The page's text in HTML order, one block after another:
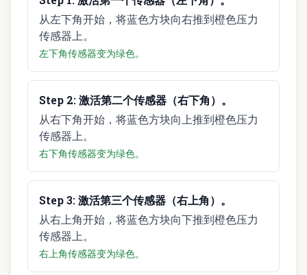
从左下角开始，将蓝色方块向右推到橙色压力
传感器上。
左下角传感器变为绿色。
Step 2:激活第二个传感器（右下角）。
从右下角开始，将蓝色方块向上推到橙色压力
传感器上。
右下角传感器变为绿色。
Step3:激活第三个传感器（右上角）。
从右上角开始，将蓝色方块向下推到橙色压力
传感器上。
右上角传感器变为绿色。